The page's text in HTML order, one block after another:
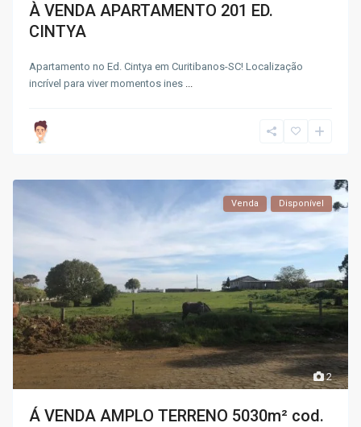
À VENDA APARTAMENTO 201 ED.
CINTYA
Apartamento no Ed. Cintya em Curitibanos-SC! Localização
incrível para viver momentos ines ...
2
Venda Disponível
Á VENDA AMPLO TERRENO 5030m² cod.